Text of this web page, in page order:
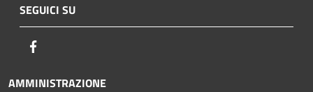
SEGUICI SU
AMMINISTRAZIONE